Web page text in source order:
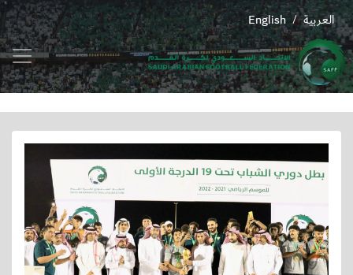
English / العربية